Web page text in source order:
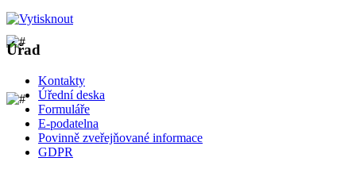
Úřad
Kontakty
Úřední deska
Formuláře
E-podatelna
Povinně zveřejňované informace
GDPR